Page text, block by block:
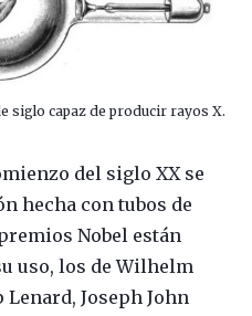
siglo capaz de producir rayos X.
del siglo XX se
hecha con tubos de
Nobel están
uso, los de Wilhelm
Joseph John